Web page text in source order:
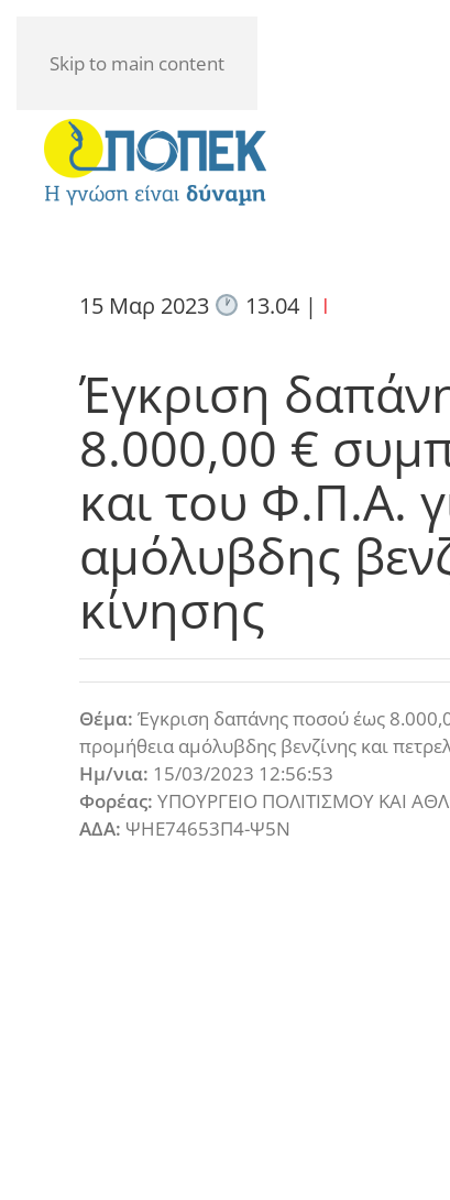
Skip to main content
15 Μαρ 2023 13.04| I
Έγκριση
8.000,00 €
και του Φ.Π.Α.
αμόλυβδης
κίνησης
Θέμα: Έγκριση δαπάνης ποσού έως
προμήθεια αμόλυβδης βενζίνης και
Ημ/νια: 15/03/2023 12:56:53
Φορέας: ΥΠΟΥΡΓΕΙΟ ΠΟΛΙΤΙΣΜΟΥ ΚΑΙ
ΑΔΑ: ΨΗΕ74653Π4-Ψ5Ν